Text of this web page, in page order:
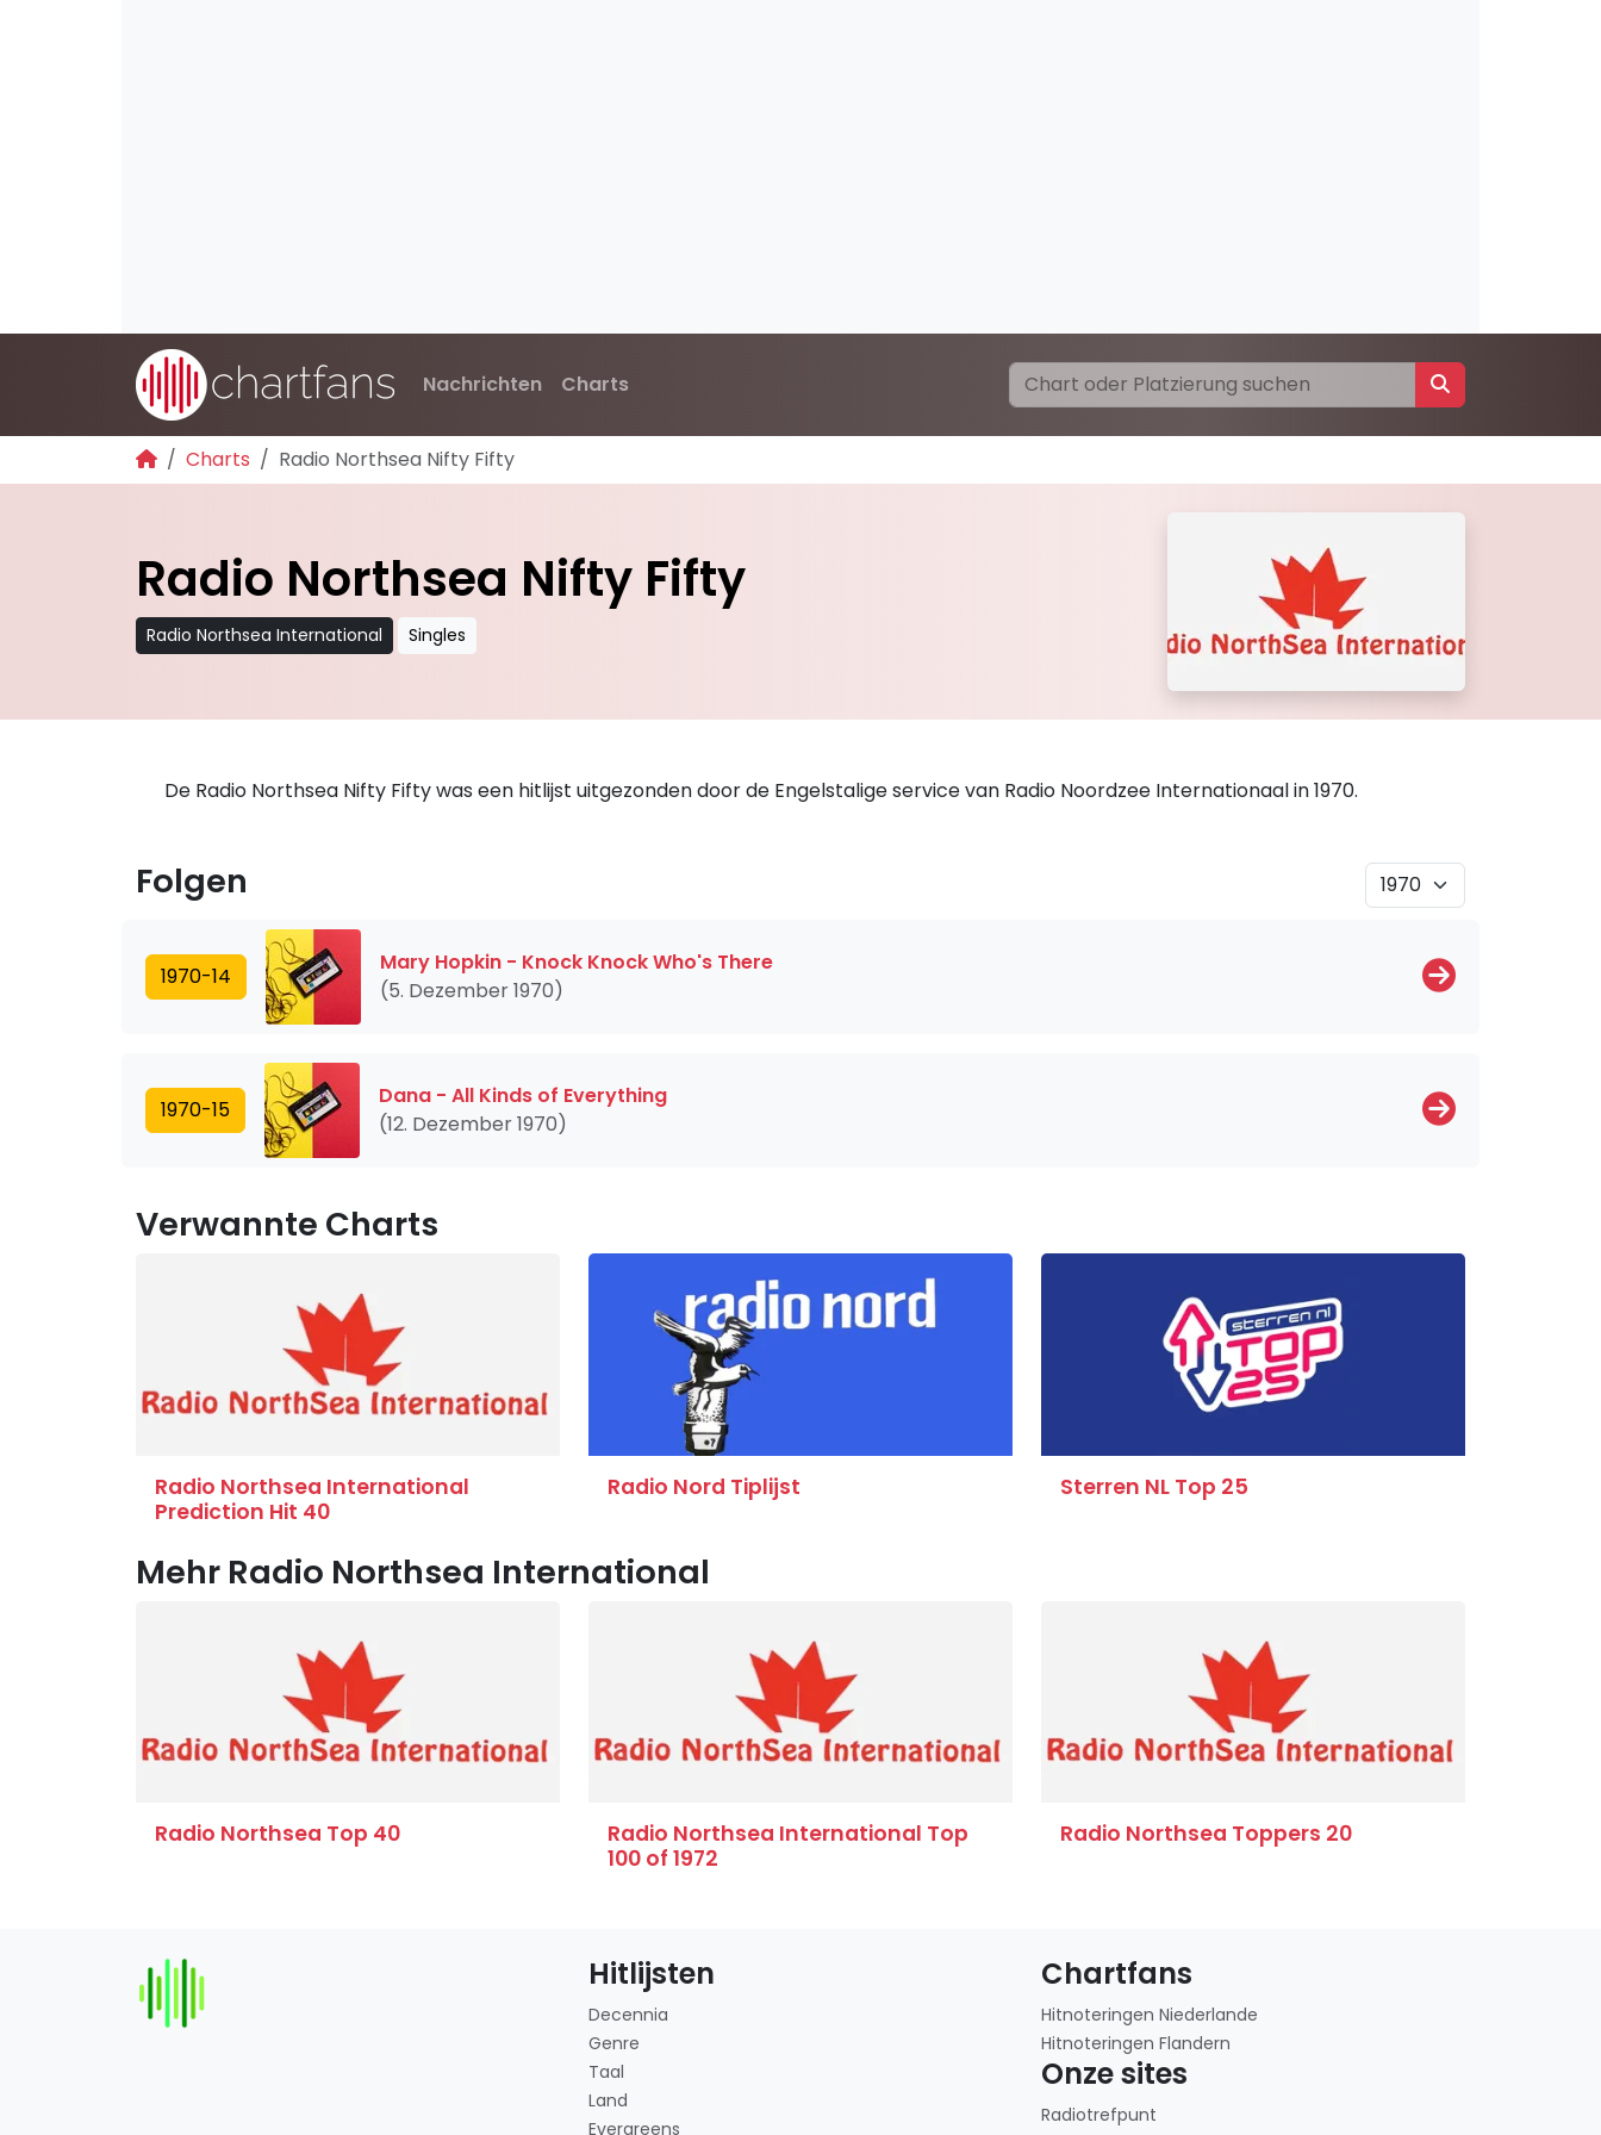
Nachrichten Charts
Charts Radio Northsea Nifty Fifty
Radio Northsea Nifty Fifty
Radio Northsea International Singles
De Radio Northsea Nifty Fifty was een hitlijst uitgezonden door de Engelstalige service van Radio Noordzee Internationaal in 1970.
Folgen
1970-14
Mary Hopkin - Knock Knock Who's There
(5. Dezember 1970)
1970-15
Dana - All Kinds of Everything
(12. Dezember 1970)
Verwannte Charts
Radio Northsea International
Prediction Hit 40
Radio Nord Tiplijst Sterren NL Top 25
Mehr Radio Northsea International
Radio Northsea Top 40
Radio Northsea International Top
100 of 1972
Radio Northsea Toppers 20
Hitlijsten
Decennia
Genre
Taal
Land
Evergreens
Chartfans
Hitnoteringen Niederlande
Hitnoteringen Flandern
Onze sites
Radiotrefpunt